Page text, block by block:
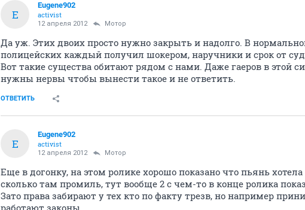
E
Eugene902
activist
12 апреля 2012 Мотор
Да уж. Этих двоих просто нужно закрыть и надолго. В
полицейских каждый получил шокером, наручники и срок от
Вот такие существа обитают рядом с нами. Даже гаеров в этой
нужны нервы чтобы вынести такое и не ответить.
ОТВЕТИТЬ
E
Eugene902
activist
12 апреля 2012 Мотор
Еще в догонку, на этом ролике хорошо показано что пьянь
сколько там промиль, тут вообще 2 с чем-то в конце ролика
Зато права забирают у тех кто по факту трезв, но например